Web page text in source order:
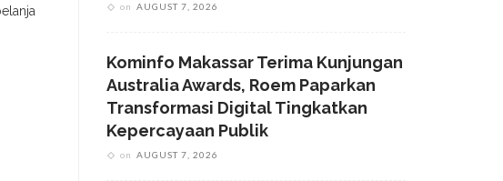
on AUGUST 7, 2026
Kominfo Makassar Terima Kunjungan
Australia Awards, Roem Paparkan
Transformasi Digital Tingkatkan
Kepercayaan Publik
on AUGUST 7, 2026